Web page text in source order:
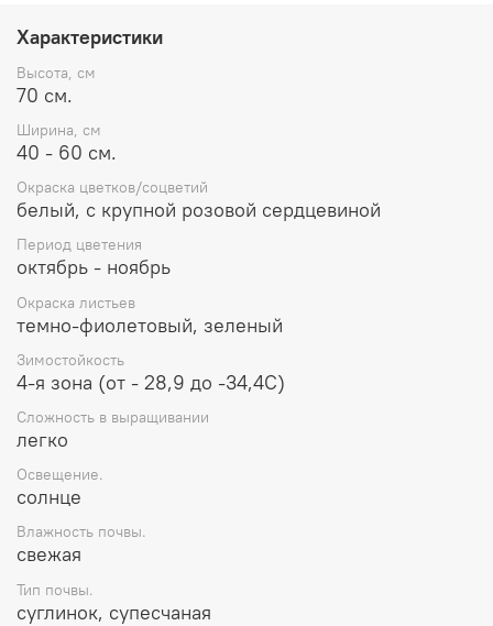
Характеристики
Высота, см
70 см.
Ширина, см
40 - 60 см.
Окраска цветков/соцветий
белый, с крупной розовой сердцевиной
Период цветения
октябрь - ноябрь
Окраска листьев
темно-фиолетовый, зеленый
Зимостойкость
4-я зона (от - 28,9 до -34,4С)
Сложность в выращивании
легко
Освещение.
солнце
Влажность почвы.
свежая
Тип почвы.
суглинок, супесчаная